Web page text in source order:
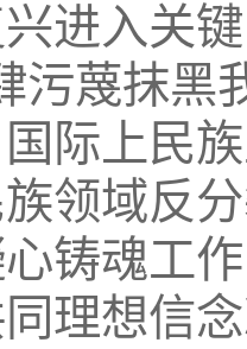
进入关
污蔑抹黑
际上民
领域反
铸魂工
理想信